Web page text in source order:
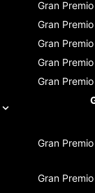
Gran
Gran
Gran
Gran
Gran
Gran
Gran